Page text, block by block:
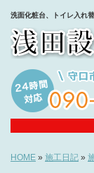
洗面化粧台、トイレ入れ
HOME » 施工日記 »